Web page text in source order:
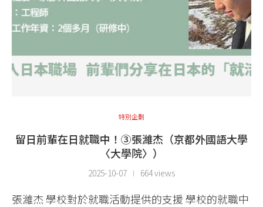
特別企劃
留日前輩在日就職中！③張濰杰（京都外國語大學
〈大學院〉）
2025-10-07 664 views
張濰杰 學校對於就職活動提供的支援 學校的就職中